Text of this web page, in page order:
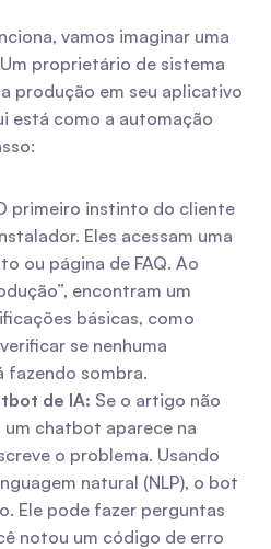
vamos imaginar uma
proprietário de sistema
produção em seu aplicativo
está como a automação
primeiro instinto do cliente
Eles acessam uma
ou página de FAQ. Ao
encontram um
básicas, como
se nenhuma
fazendo sombra.
de IA: Se o artigo não
chatbot aparece na
o problema. Usando
natural (NLP), o bot
Ele pode fazer perguntas
notou um código de erro